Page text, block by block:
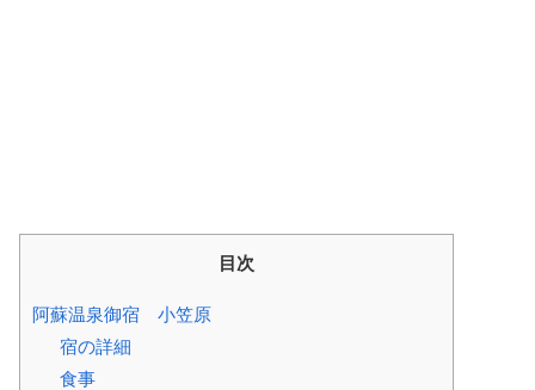
目次
阿蘇温泉御宿 小笠原
宿の詳細
食事